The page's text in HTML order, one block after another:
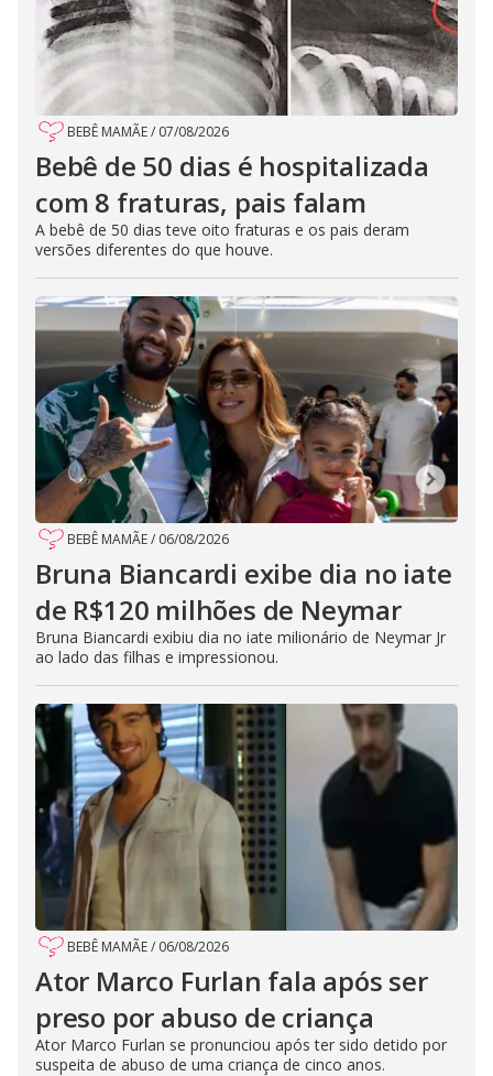
BEBÊ MAMÃE/ 07/08/2026
Bebê de 50 dias é hospitalizada
com 8 fraturas, pais falam
A bebê de 50 dias teve oito fraturas e os pais deram
versões diferentes do que houve.
BEBÊ MAMÃE/ 06/08/2026
Bruna Biancardi exibe dia no iate
de R$120 milhões de Neymar
Bruna Biancardi exibiu dia no iate milionário de Neymar Jr
ao lado das filhas e impressionou.
BEBÊ MAMÃE/ 06/08/2026
Ator Marco Furlan fala após ser
preso por abuso de criança
Ator Marco Furlan se pronunciou após ter sido detido por
suspeita de abuso de uma criança de cinco anos.